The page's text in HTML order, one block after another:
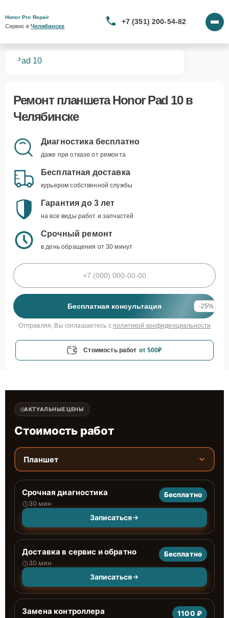
Honor Pro Repair
Сервис в Челябинске
+7 (351) 200-54-82
Pad 10
Ремонт планшета Honor Pad 10в
Челябинске
Диагностика бесплатно
даже при отказе от ремонта
Бесплатная доставка
курьером собственной службы
Гарантия до 3 лет
на все виды работ и запчастей
Срочный ремонт
в день обращения от 30 минут
Бесплатная консультация -25%
Отправляя, Вы соглашаетесь с политикой конфиденциальности
Стоимость работ от 500₽
АКТУАЛЬНЫЕ ЦЕНЫ
Стоимость работ
Планшет
Срочная диагностика
30 мин
Бесплатно
Записаться
Доставка в сервис и обратно
30 мин
Бесплатно
Записаться
Замена контроллера 1100 ₽